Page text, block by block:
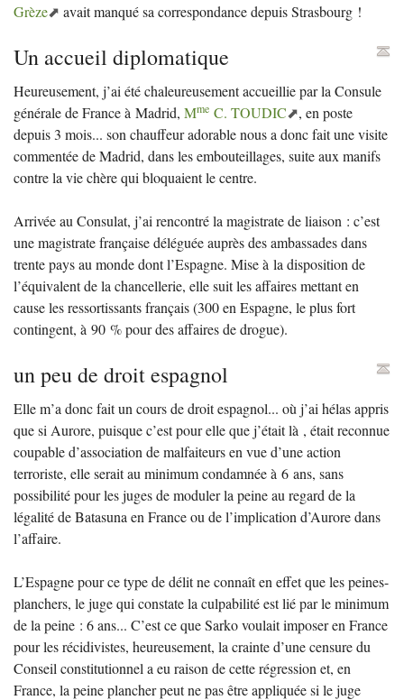
Grèze
avait manqué sa correspondance depuis Strasbourg !
Un accueil diplomatique
Heureusement, j’ai été chaleureusement accueillie par la Consule
générale de France à Madrid, Mme C. TOUDIC
, en poste
depuis 3 mois... son chauffeur adorable nous a donc fait une visite
commentée de Madrid, dans les embouteillages, suite aux manifs
contre la vie chère qui bloquaient le centre.
Arrivée au Consulat, j’ai rencontré la magistrate de liaison : c’est
une magistrate française déléguée auprès des ambassades dans
trente pays au monde dont l’Espagne. Mise à la disposition de
l’équivalent de la chancellerie, elle suit les affaires mettant en
cause les ressortissants français (300 en Espagne, le plus fort
contingent, à 90 % pour des affaires de drogue).
un peu de droit espagnol
Elle m’a donc fait un cours de droit espagnol... où j’ai hélas appris
que si Aurore, puisque c’est pour elle que j’était là , était reconnue
coupable d’association de malfaiteurs en vue d’une action
terroriste, elle serait au minimum condamnée à 6 ans, sans
possibilité pour les juges de moduler la peine au regard de la
légalité de Batasuna en France ou de l’implication d’Aurore dans
l’affaire.
L’Espagne pour ce type de délit ne connaît en effet que les peines-
planchers, le juge qui constate la culpabilité est lié par le minimum
de la peine : 6 ans... C’est ce que Sarko voulait imposer en France
pour les récidivistes, heureusement, la crainte d’une censure du
Conseil constitutionnel a eu raison de cette régression et, en
France, la peine plancher peut ne pas être appliquée si le juge